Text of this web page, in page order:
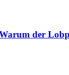
der